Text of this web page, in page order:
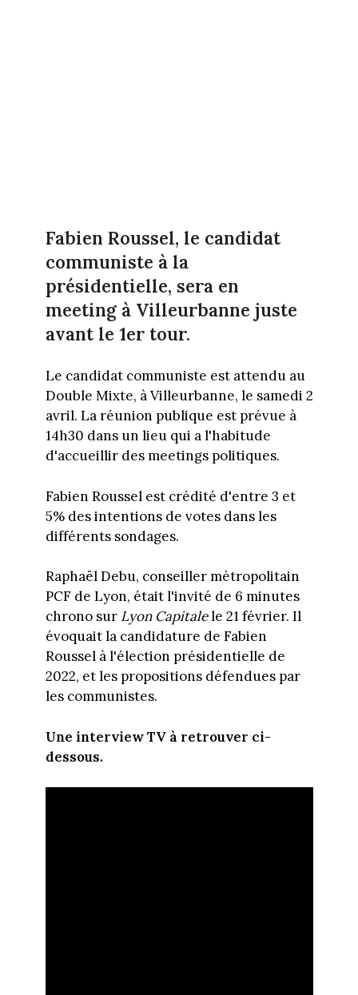
Fabien Roussel, le candidat
communiste à la
présidentielle, sera en
meeting à Villeurbanne juste
avant le 1er tour.
Le candidat communiste est attendu au
Double Mixte, à Villeurbanne, le samedi 2
avril. La réunion publique est prévue à
14h30 dans un lieu qui a l'habitude
d'accueillir des meetings politiques.
Fabien Roussel est crédité d'entre 3 et
5% des intentions de votes dans les
différents sondages.
Raphaël Debu, conseiller métropolitain
PCF de Lyon, était l'invité de 6 minutes
chrono sur Lyon Capitalele 21 février. Il
évoquait la candidature de Fabien
Roussel à l'élection présidentielle de
2022, et les propositions défendues par
les communistes.
Une interview TV à retrouver ci-
dessous.